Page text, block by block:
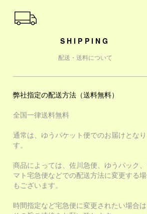
SHIPPING
配送・送料について
弊社指定の配送方法（送料無料）
全国一律送料無料
通常は、ゆうパケット便でのお届けとなり
す。
商品によっては、佐川急便、ゆうパック
マト宅急便などでの配送方法に変更する
もございます。
時間指定など宅急便に変更されたい場合は